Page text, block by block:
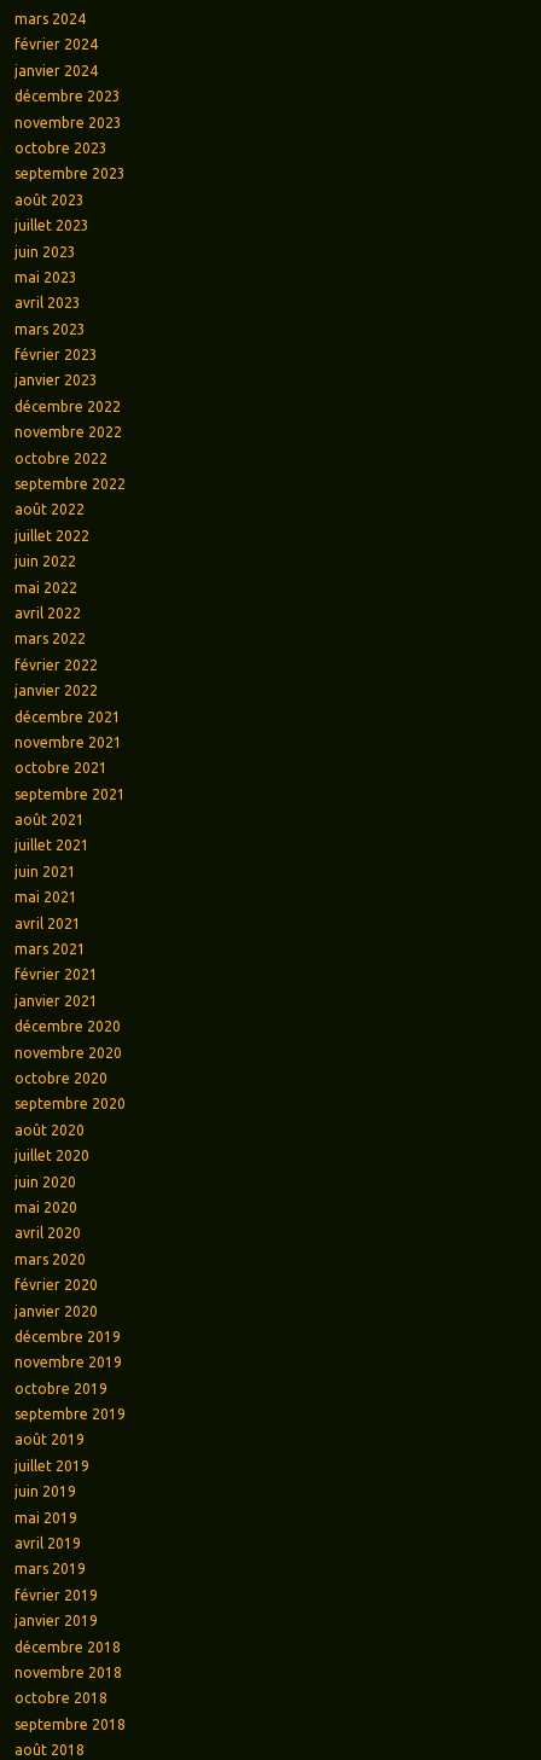
mars 2024
février 2024
janvier 2024
décembre 2023
novembre 2023
octobre 2023
septembre 2023
août 2023
juillet 2023
juin 2023
mai 2023
avril 2023
mars 2023
février 2023
janvier 2023
décembre 2022
novembre 2022
octobre 2022
septembre 2022
août 2022
juillet 2022
juin 2022
mai 2022
avril 2022
mars 2022
février 2022
janvier 2022
décembre 2021
novembre 2021
octobre 2021
septembre 2021
août 2021
juillet 2021
juin 2021
mai 2021
avril 2021
mars 2021
février 2021
janvier 2021
décembre 2020
novembre 2020
octobre 2020
septembre 2020
août 2020
juillet 2020
juin 2020
mai 2020
avril 2020
mars 2020
février 2020
janvier 2020
décembre 2019
novembre 2019
octobre 2019
septembre 2019
août 2019
juillet 2019
juin 2019
mai 2019
avril 2019
mars 2019
février 2019
janvier 2019
décembre 2018
novembre 2018
octobre 2018
septembre 2018
août 2018